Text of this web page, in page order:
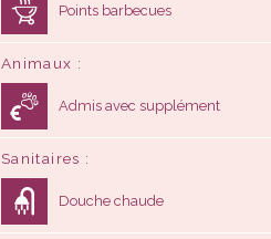
Points barbecues
Animaux
Admis avec supplément
Sanitaires
Douche chaude